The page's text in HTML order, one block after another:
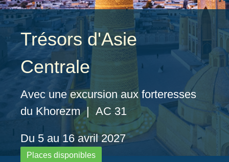
Trésors d'Asie
Centrale
Avec une excursion aux forteresses
du Khorezm | AC 31
Du 5 au 16 avril 2027
Places disponibles